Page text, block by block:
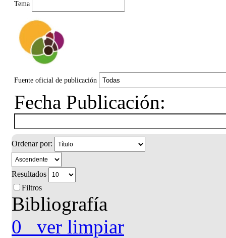
Tema
Fuente oficial de publicación
Fecha Publicación:
Ordenar por:
Resultados
Filtros
Bibliografía
0
ver limpiar